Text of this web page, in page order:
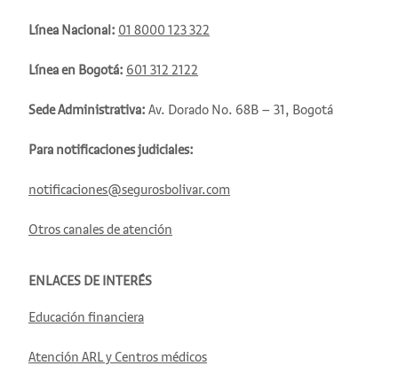
Línea Nacional: 01 8000 123 322
Línea en Bogotá: 601 312 2122
Sede Administrativa: Av. Dorado No. 68B – 31, Bogotá
Para notificaciones judiciales:
notificaciones@segurosbolivar.com
Otros canales de atención
ENLACES DE INTERÉS
Educación financiera
Atención ARL y Centros médicos